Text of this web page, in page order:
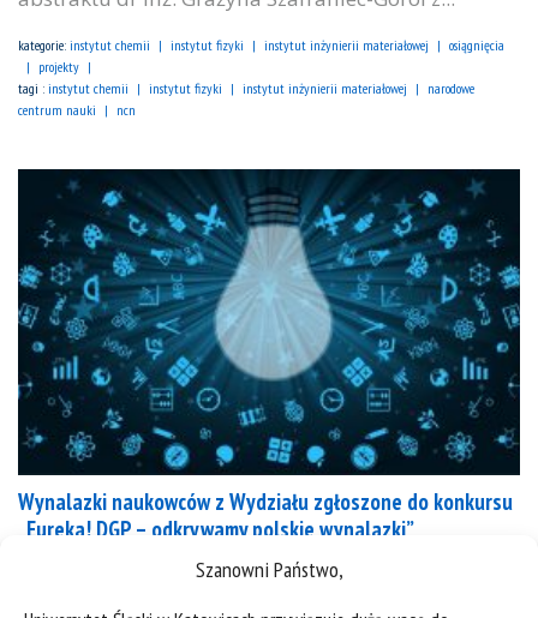
Szanowni Państwo,
kategorie: instytut chemii instytut fizyki instytut inżynierii materiałowej
osiągnięcia
projekty
tagi : instytut chemii instytut fizyki instytut inżynierii materiałowej
narodowe
centrum nauki
ncn
Wynalazki naukowców z Wydziału zgłoszone do konkursu
„Eureka! DGP – odkrywamy polskie wynalazki”
instytut chemii